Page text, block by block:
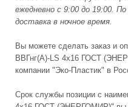
ежедневно с 9:00 до 19:00.
доставка в ночное время.
Вы можете сделать заказ и
ВВГнг(А)-LS 4х16 ГОСТ
компании "Эко-Пластик" в
Срок службы позиции с